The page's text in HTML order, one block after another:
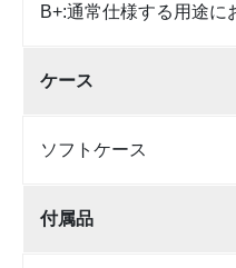
B+:通常仕様する用途に
ケース
ソフトケース
付属品